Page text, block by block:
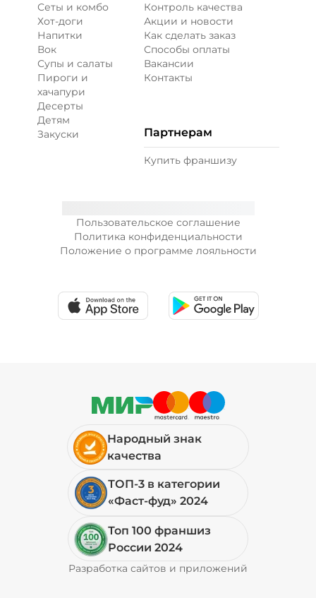
Пользовательское соглашение
Политика конфиденциальности
Положение о программе лояльности
Сеты и комбо
Хот-доги
Напитки
Вок
Супы и салаты
Пироги и
хачапури
Десерты
Детям
Закуски
Контроль качества
Акции и новости
Как сделать заказ
Способы оплаты
Вакансии
Контакты
Партнерам
Купить франшизу
Народный знак
качества
ТОП-3 в категории
«Фаст-фуд» 2024
Топ 100 франшиз
России 2024
Разработка сайтов и приложений
Pyrobyte